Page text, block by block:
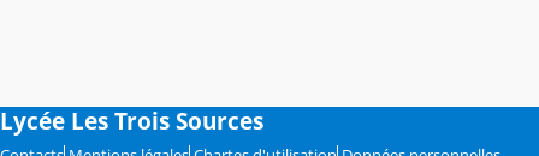
Lycée Les Trois Sources